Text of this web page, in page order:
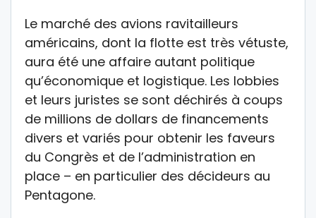
Le marché des avions ravitailleurs
américains, dont la flotte est très vétuste,
aura été une affaire autant politique
qu’économique et logistique. Les lobbies
et leurs juristes se sont déchirés à coups
de millions de dollars de financements
divers et variés pour obtenir les faveurs
du Congrès et de l’administration en
place – en particulier des décideurs au
Pentagone.